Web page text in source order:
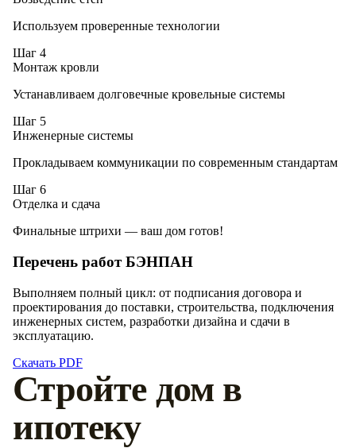
Используем проверенные технологии
Шаг 4
Монтаж кровли
Устанавливаем долговечные кровельные системы
Шаг 5
Инженерные системы
Прокладываем коммуникации по современным стандартам
Шаг 6
Отделка и сдача
Финальные штрихи — ваш дом готов!
Перечень работ БЭНПАН
Выполняем полный цикл: от подписания договора и
проектирования до поставки, строительства, подключения
инженерных систем, разработки дизайна и сдачи в
эксплуатацию.
Скачать PDF
Стройте дом в
ипотеку